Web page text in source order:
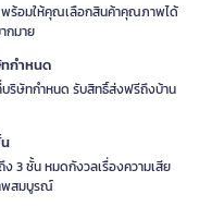
พร้อมให้คุณเลือกสินค้าคุณภาพได้
กมาย
กำหนด
ริษัทกำหนด รับสิทธิ์ส่งฟรีถึงบ้าน
3 ชั้น หมดกังวลเรื่องความเสีย
พสมบูรณ์